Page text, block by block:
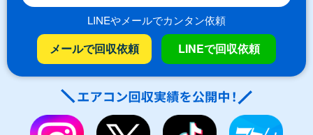
LINEやメールでカンタン依頼
メールで回収依頼 LINEで回収依頼